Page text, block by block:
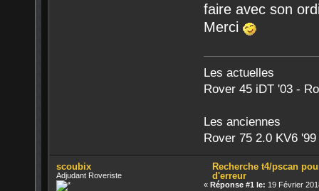
faire avec son
Merci
Les actuelles
Rover 45 iDT '03 -
Les anciennes
Rover 75 2.0 KV6
scoubix
Adjudant Roveriste
Recherche t4/pscan
d'erreur
« Réponse #1 le: 19 Février